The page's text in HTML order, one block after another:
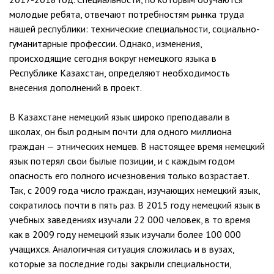
молодые ребята, отвечают потребностям рынка труда
нашей республики: технические специальности, социально-
гуманитарные профессии. Однако, изменения,
происходящие сегодня вокруг немецкого языка в
Республике Казахстан, определяют необходимость
внесения дополнений в проект.
В Казахстане немецкий язык широко преподавали в
школах, он был родным почти для одного миллиона
граждан — этнических немцев. В настоящее время немецкий
язык потерял свои былые позиции, и с каждым годом
опасность его полного исчезновения только возрастает.
Так, с 2009 года число граждан, изучающих немецкий язык,
сократилось почти в пять раз. В 2015 году немецкий язык в
учебных заведениях изучали 22 000 человек, в то время
как в 2009 году немецкий язык изучали более 100 000
учащихся. Аналогичная ситуация сложилась и в вузах,
которые за последние годы закрыли специальности,